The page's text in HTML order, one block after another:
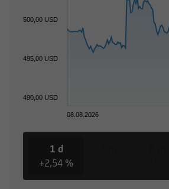
08.08.2026
490,00 USD
495,00 USD
500,00 USD
1 d
+2,54 %